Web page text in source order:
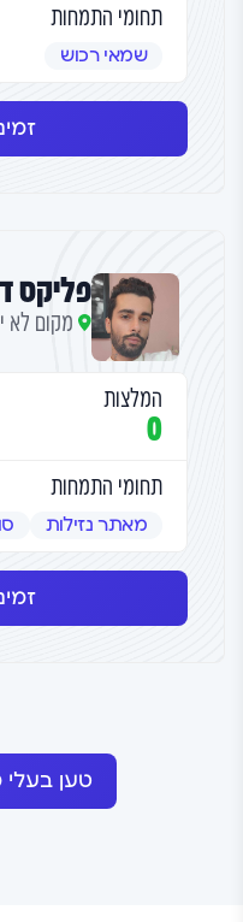
תחומי התמחות
שמאי רכוש
פליקס
מקום לא
המלצות
0
תחומי התמחות
מאתר נזילות
טען בעלי